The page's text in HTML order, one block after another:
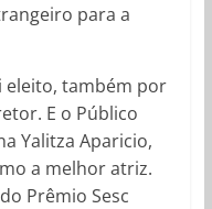
para a
eleito, também por
E o Público
Yalitza Aparicio,
a melhor atriz.
Prêmio Sesc